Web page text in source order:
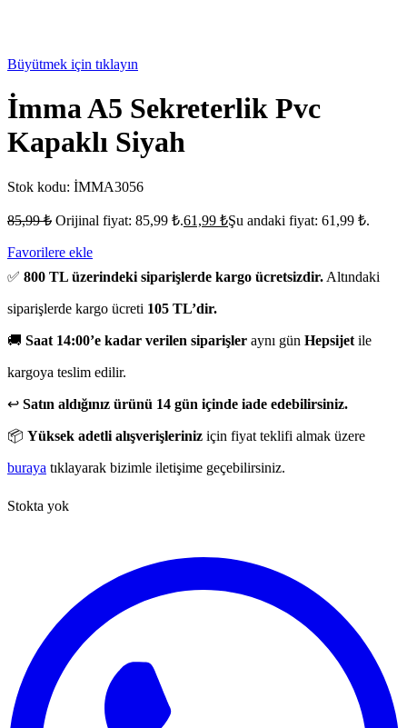
Büyütmek için tıklayın
İmma A5 Sekreterlik Pvc
Kapaklı Siyah
Stok kodu: İMMA3056
85,99₺ Orijinal fiyat: 85,99 ₺.61,99 ₺Şu andaki fiyat: 61,99 ₺.
Favorilere ekle
✅ 800 TL üzerindeki siparişlerde kargo ücretsizdir. Altındaki
siparişlerde kargo ücreti 105 TL’dir.
🚚 Saat 14:00’e kadar verilen siparişler aynı gün Hepsijet ile
kargoya teslim edilir.
↩️ Satın aldığınız ürünü 14 gün içinde iade edebilirsiniz.
📦 Yüksek adetli alışverişleriniz için fiyat teklifi almak üzere
buraya tıklayarak bizimle iletişime geçebilirsiniz.
Stokta yok